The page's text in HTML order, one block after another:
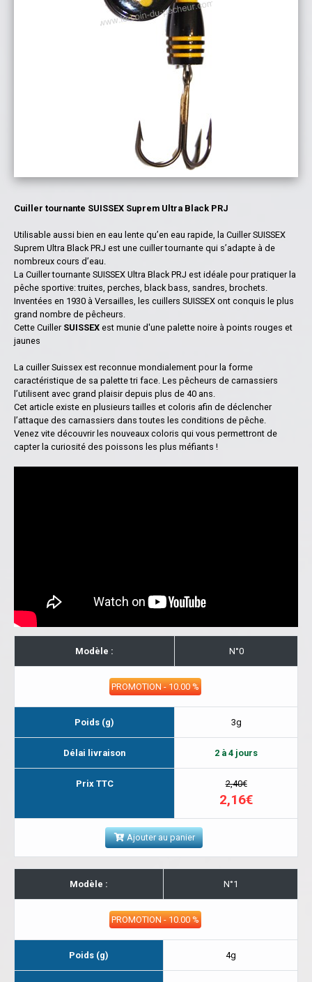
Cuiller tournante SUISSEX Suprem Ultra Black PRJ
Utilisable aussi bien en eau lente qu’en eau rapide, la Cuiller SUISSEX
Suprem Ultra Black PRJ est une cuiller tournante qui s’adapte à de
nombreux cours d’eau.
La Cuiller tournante SUISSEX Ultra Black PRJ est idéale pour pratiquer la
pêche sportive: truites, perches, black bass, sandres, brochets.
Inventées en 1930 à Versailles, les cuillers SUISSEX ont conquis le plus
grand nombre de pêcheurs.
Cette Cuiller SUISSEX est munie d'une palette noire à points rouges et
jaunes
La cuiller Suissex est reconnue mondialement pour la forme
caractéristique de sa palette tri face. Les pêcheurs de carnassiers
l’utilisent avec grand plaisir depuis plus de 40 ans.
Cet article existe en plusieurs tailles et coloris afin de déclencher
l’attaque des carnassiers dans toutes les conditions de pêche.
Venez vite découvrir les nouveaux coloris qui vous permettront de
capter la curiosité des poissons les plus méfiants !
Modèle : N°0
PROMOTION - 10.00 %
Poids (g) 3g
Délai livraison 2 à 4 jours
Prix TTC 2,40€
2,16€
Ajouter au panier
Modèle : N°1
PROMOTION - 10.00 %
Poids (g) 4g